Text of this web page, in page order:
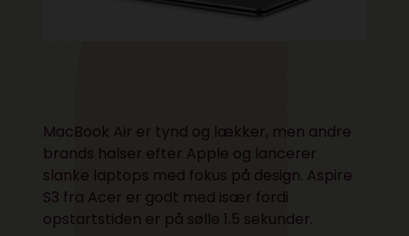
MacBook Air er tynd og lækker, men andre
brands halser efter Apple og lancerer
slanke laptops med fokus på design. Aspire
S3 fra Acer er godt med især fordi
opstartstiden er på sølle 1.5 sekunder.